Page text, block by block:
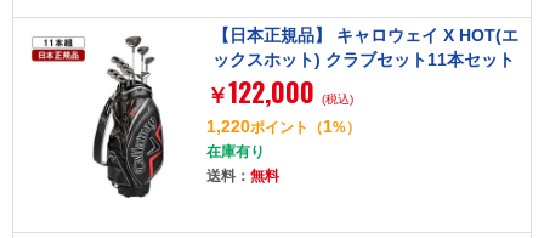
【日本正規品】 キャロウェイ X HOT(エ
ックスホット) クラブセット11本セット
(W#1、W#5、5H、I#6-9、Pw、Aw、S
w、PT)キャディバッグ付 2021年モデル
X HOT カーボンシャフト R
￥122,000 (税込)
1,220ポイント （1%）
在庫有り
送料： 無料